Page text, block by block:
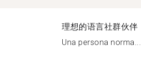
理想的语言社群伙伴
Una persona norma...